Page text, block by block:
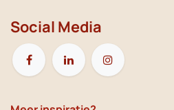
Social Media